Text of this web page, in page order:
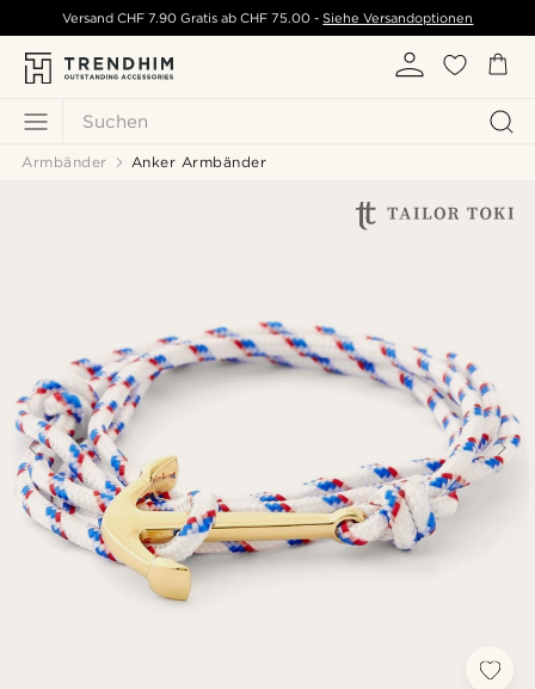
Suchen
Versand CHF 7.90 Gratis ab CHF 75.00 - Siehe Versandoptionen
Armbänder Anker Armbänder